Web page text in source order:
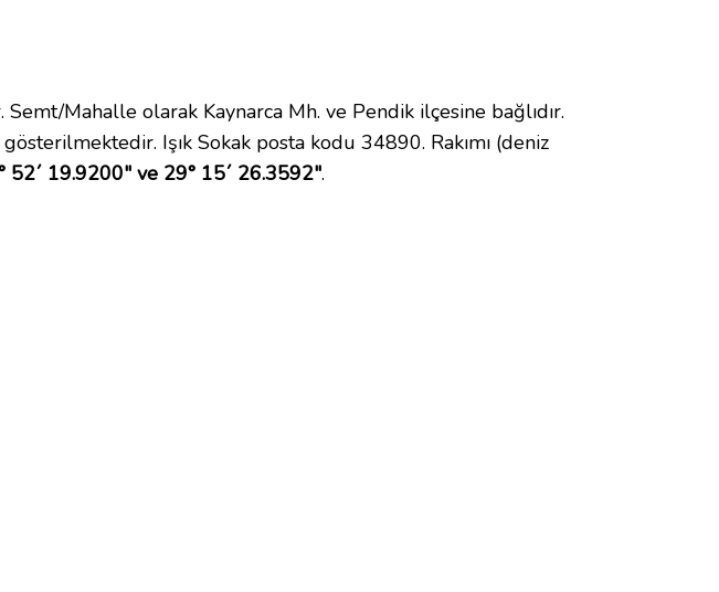
Mahalle olarak Kaynarca Mh. ve Pendik ilçesine bağlıdır.
Işık Sokak posta kodu 34890. Rakımı (deniz
52´ 19.9200" ve 29° 15´ 26.3592".